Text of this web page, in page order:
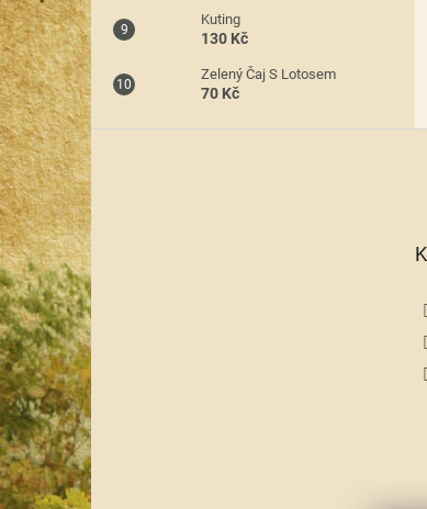
Kuting
130 Kč
Zelený Čaj S Lotosem
70 Kč
Z
á
p
a
t
í